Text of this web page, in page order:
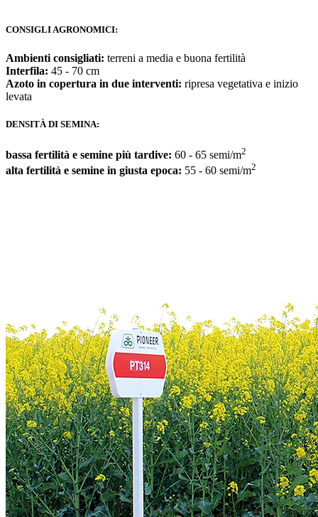
CONSIGLI AGRONOMICI:
Ambienti consigliati: terreni a media e buona fertilità
Interfila: 45 - 70 cm
Azoto in copertura in due interventi: ripresa vegetativa e inizio
levata
DENSITÀ DI SEMINA:
bassa fertilità e semine più tardive: 60 - 65 semi/m2
alta fertilità e semine in giusta epoca: 55 - 60 semi/m2